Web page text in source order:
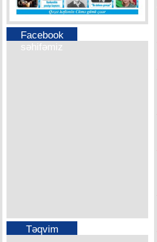
Facebook
səhifəmiz
Təqvim